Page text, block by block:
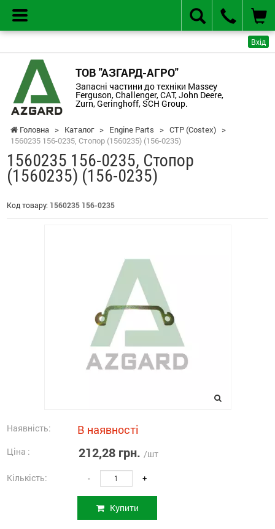
Вхід
ТОВ "АЗГАРД-АГРО"
Запасні частини до техніки Massey
Ferguson, Challenger, CAT, John Deere,
Zurn, Geringhoff, SCH Group.
Головна > Каталог > Engine Parts > CTP (Costex) >
1560235 156-0235, Стопор (1560235) (156-0235)
1560235 156-0235, Стопор
(1560235) (156-0235)
Код товару: 1560235 156-0235
Наявність: В наявності
Ціна : 212,28 грн. /шт
Кількість: - +
Купити